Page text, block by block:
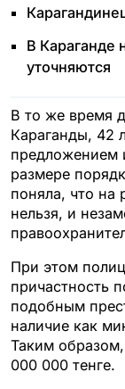
В Караганде
уточняются
В то же время
Караганды, 42
предложением
размере
поняла, что на
нельзя, и
При этом
причастность
подобным
наличие как
Таким
000 000 тенге.